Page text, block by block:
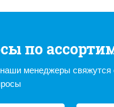
по
менеджеры свяжутся